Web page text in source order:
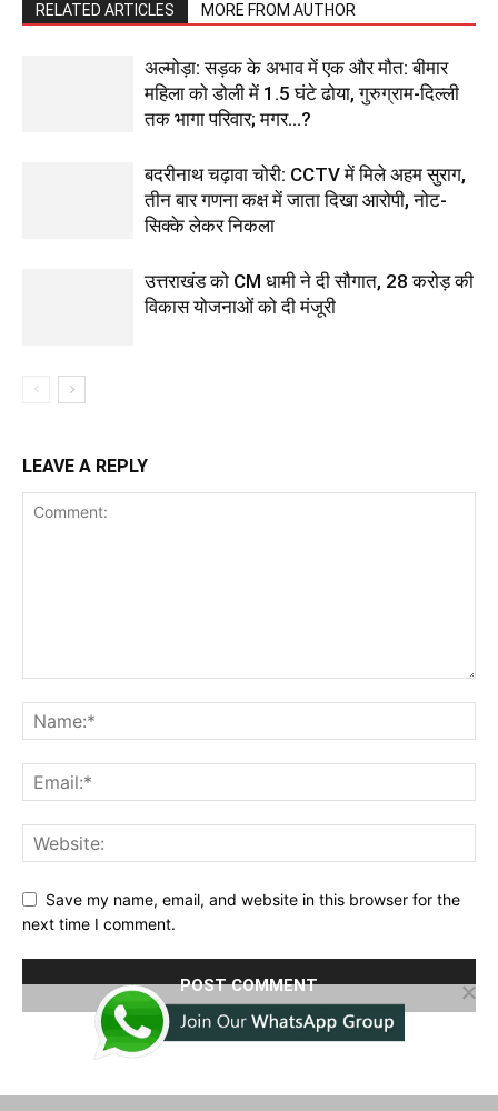
RELATED ARTICLES MORE FROM AUTHOR
अल्मोड़ा: सड़क के अभाव में एक और मौत: बीमार
महिला को डोली में 1.5 घंटे ढोया, गुरुग्राम-दिल्ली
तक भागा परिवार; मगर…?
बदरीनाथ चढ़ावा चोरी: CCTV में मिले अहम सुराग,
तीन बार गणना कक्ष में जाता दिखा आरोपी, नोट-
सिक्के लेकर निकला
उत्तराखंड को CM धामी ने दी सौगात, 28 करोड़ की
विकास योजनाओं को दी मंजूरी
LEAVE A REPLY
Save my name, email, and website in this browser for the
next time I comment.